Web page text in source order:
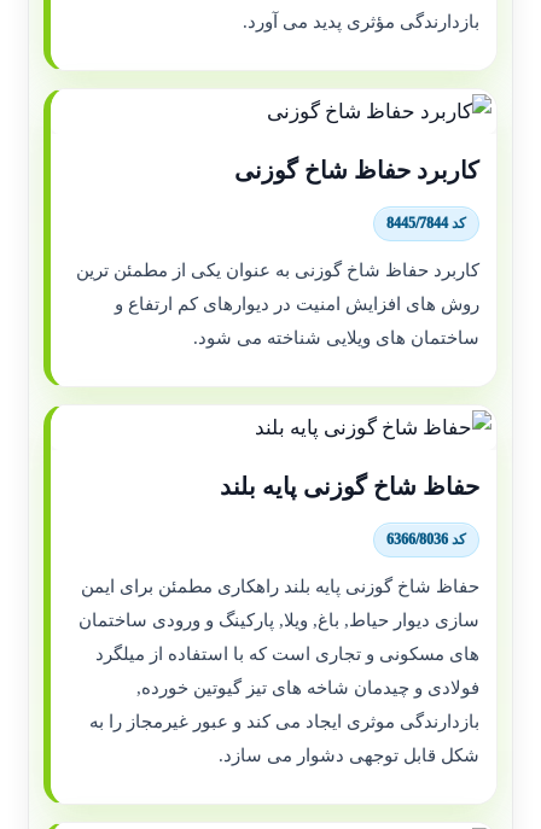
بازدارندگی مؤثری پدید می آورد.
کاربرد حفاظ شاخ گوزنی
کد 8445/7844
کاربرد حفاظ شاخ گوزنی به عنوان یکی از مطمئن ترین
روش های افزایش امنیت در دیوارهای کم ارتفاع و
ساختمان های ویلایی شناخته می شود.
حفاظ شاخ گوزنی پایه بلند
کد 6366/8036
حفاظ شاخ گوزنی پایه بلند راهکاری مطمئن برای ایمن
سازی دیوار حیاط, باغ, ویلا, پارکینگ و ورودی ساختمان
های مسکونی و تجاری است که با استفاده از میلگرد
فولادی و چیدمان شاخه های تیز گیوتین خورده,
بازدارندگی موثری ایجاد می کند و عبور غیرمجاز را به
شکل قابل توجهی دشوار می سازد.